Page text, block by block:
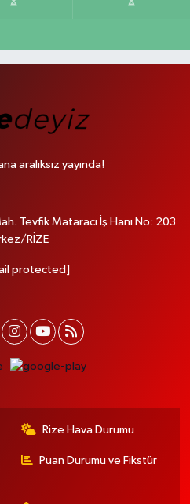
aralıksız yayında!
Tevfik Mataracı İş Hanı No: 203
RİZE
protected]
Rize Hava Durumu
Puan Durumu ve Fikstür